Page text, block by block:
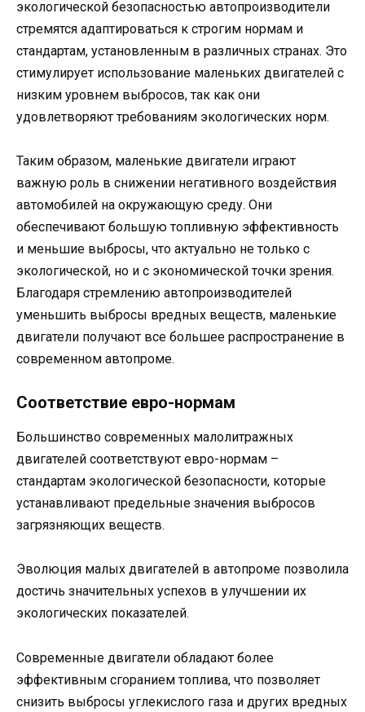
экологической безопасностью автопроизводители
стремятся адаптироваться к строгим нормам и
стандартам, установленным в различных странах. Это
стимулирует использование маленьких двигателей с
низким уровнем выбросов, так как они
удовлетворяют требованиям экологических норм.
Таким образом, маленькие двигатели играют
важную роль в снижении негативного воздействия
автомобилей на окружающую среду. Они
обеспечивают большую топливную эффективность
и меньшие выбросы, что актуально не только с
экологической, но и с экономической точки зрения.
Благодаря стремлению автопроизводителей
уменьшить выбросы вредных веществ, маленькие
двигатели получают все большее распространение в
современном автопроме.
Соответствие евро-нормам
Большинство современных малолитражных
двигателей соответствуют евро-нормам –
стандартам экологической безопасности, которые
устанавливают предельные значения выбросов
загрязняющих веществ.
Эволюция малых двигателей в автопроме позволила
достичь значительных успехов в улучшении их
экологических показателей.
Современные двигатели обладают более
эффективным сгоранием топлива, что позволяет
снизить выбросы углекислого газа и других вредных